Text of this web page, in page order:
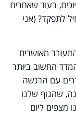
בעוד שאחרים
לתפקד? (אני
מאושרים
החשוב ביותר
עם הרגשה
שהגוף שלנו
מצפים ליום